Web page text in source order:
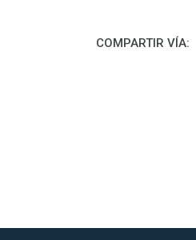
Redes sociales
COMPARTIR VÍA: